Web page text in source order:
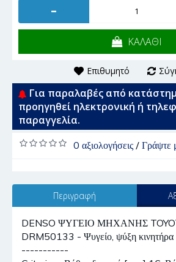
-
ΚΑΛΑΘΙ
Επιθυμητό
Για παραλαβές από
προηγηθεί ηλεκτρονική ή
παραγγελία.
0 αξιολογήσεις/ Γράψτε
Περιγραφή
DENSO ΨΥΓΕΙΟ ΜΗΧΑΝΗΣ
DRM50133 - Ψυγείο, ψύξη κινητήρα
-----------